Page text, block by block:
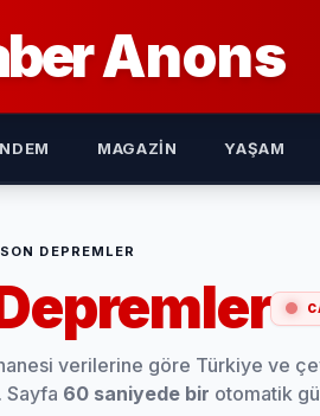
Anons
MAGAZIN YAŞAM
SON DEPREMLER
verilerine göre Türkiye ve
Sayfa 60 saniyede bir otomatik